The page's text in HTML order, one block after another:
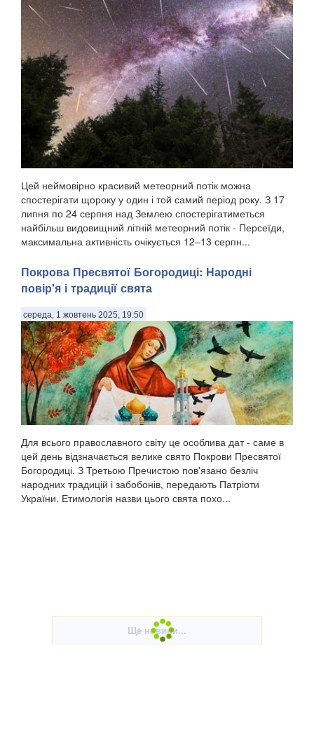
Цей неймовірно красивий метеорний потік можна
спостерігати щороку у один і той самий період року. З 17
липня по 24 серпня над Землею спостерігатиметься
найбільш видовищний літній метеорний потік - Персеїди,
максимальна активність очікується 12–13 серпн...
Покрова Пресвятої Богородиці: Народні
повір'я і традиції свята
середа, 1 жовтень 2025, 19:50
Для всього православного світу це особлива дат - саме в
цей день відзначається велике свято Покрови Пресвятої
Богородиці. З Третьою Пречистою пов'язано безліч
народних традицій і забобонів, передають Патріоти
України. Етимологія назви цього свята похо...